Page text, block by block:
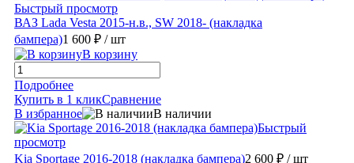
Быстрый просмотр
ВАЗ Lada Vesta 2015-н.в., SW 2018- (накладка
бампера)1 600 ₽ / шт
В корзину
Подробнее
Купить в 1 кликСравнение
В избранное
В наличии
Быстрый
просмотр
Kia Sportage 2016-2018 (накладка бампера)2 600 ₽ / шт